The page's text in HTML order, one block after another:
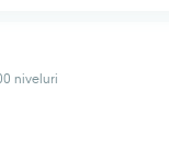
niveluri